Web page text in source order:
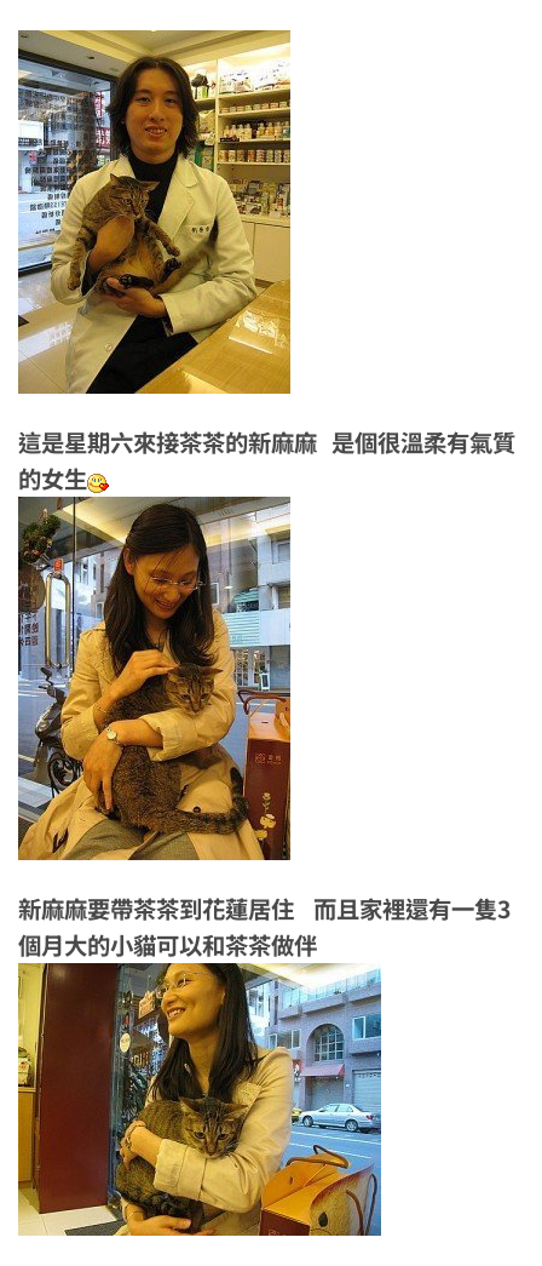
這是星期六來接茶茶的新麻麻 是個很溫柔有氣質
的女生
新麻麻要帶茶茶到花蓮居住 而且家裡還有一隻3
個月大的小貓可以和茶茶做伴